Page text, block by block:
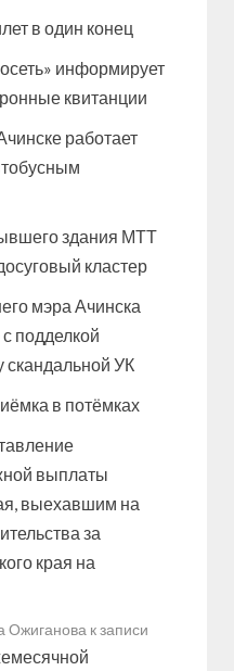
в один конец
информирует
квитанции
работает
здания МТТ
кластер
мэра Ачинска
подделкой
скандальной УК
в потёмках
выплаты
выехавшим на
за
края на
Ожигановак записи